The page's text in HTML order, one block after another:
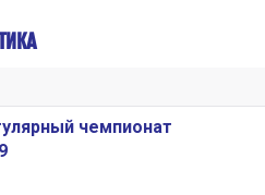
чемпионат